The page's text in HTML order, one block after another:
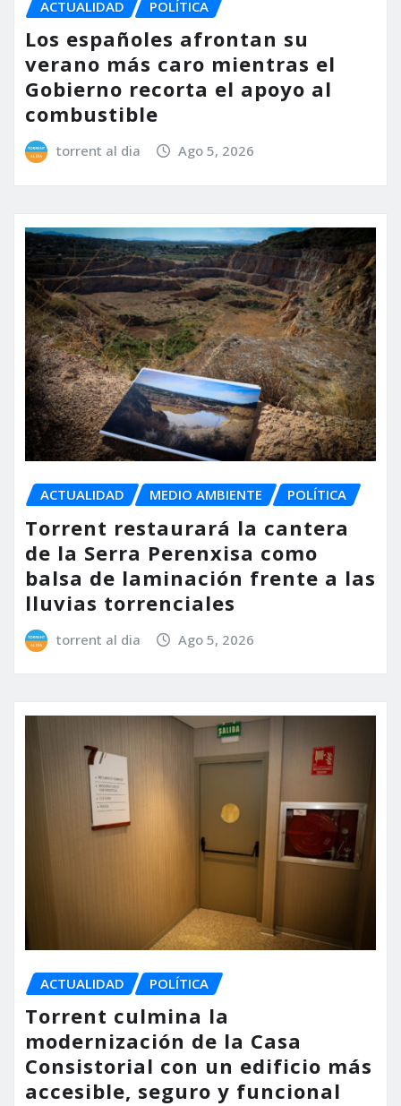
ACTUALIDAD POLÍTICA
Los españoles afrontan su
verano más caro mientras el
Gobierno recorta el apoyo al
combustible
torrent al dia Ago 5, 2026
ACTUALIDAD MEDIO AMBIENTE POLÍTICA
Torrent restaurará la cantera
de la Serra Perenxisa como
balsa de laminación frente a las
lluvias torrenciales
torrent al dia Ago 5, 2026
ACTUALIDAD POLÍTICA
Torrent culmina la
modernización de la Casa
Consistorial con un edificio más
accesible, seguro y funcional